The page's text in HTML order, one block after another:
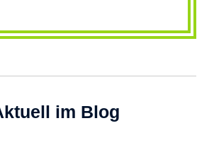
im Blog